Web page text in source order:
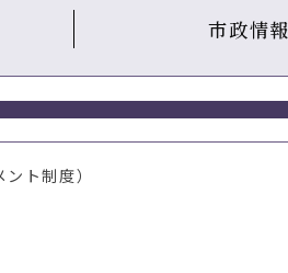
市政情報
ト制度）